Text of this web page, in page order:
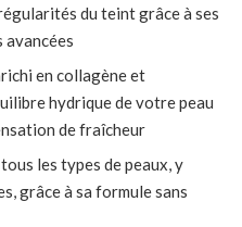
du teint grâce à ses
en collagène et
hydrique de votre peau
de fraîcheur
les types de peaux, y
grâce à sa formule sans